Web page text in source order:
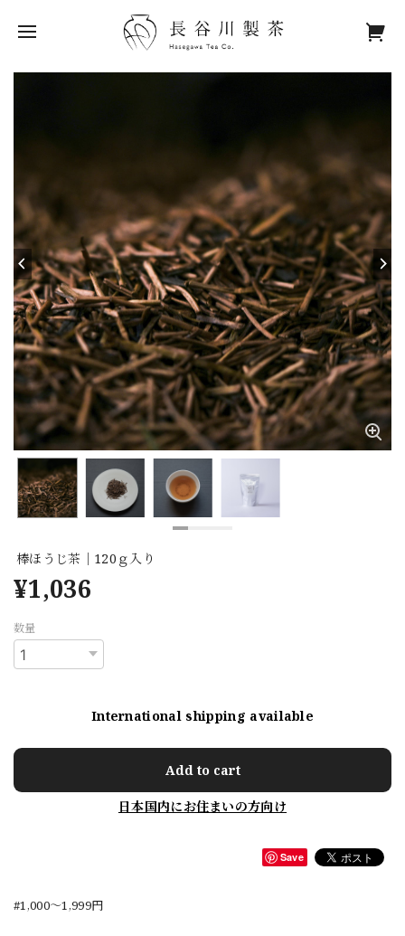
棒ほうじ茶｜120ｇ入り
¥1,036
数量
International shipping available
Add to cart
日本国内にお住まいの方向け
Save
#1,000〜1,999円